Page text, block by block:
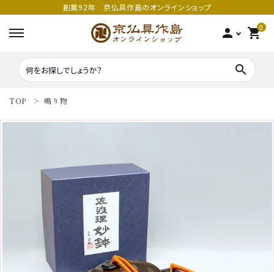
創業92年 京仏具作島のオンラインショップ
person 0
shopping_cart
search
五鈷
錫杖
鳴り物
寺院仏具
鳴り物
家庭用仏具
TOP 鳴り物